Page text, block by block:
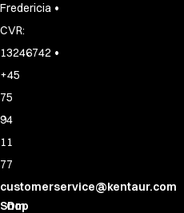
Fredericia •
CVR:
13246742 •
+45
75
94
11
77
customerservice@kentaur.com
Shop
Om